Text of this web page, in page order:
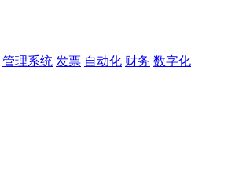
管理系统 发票 自动化 财务 数字化